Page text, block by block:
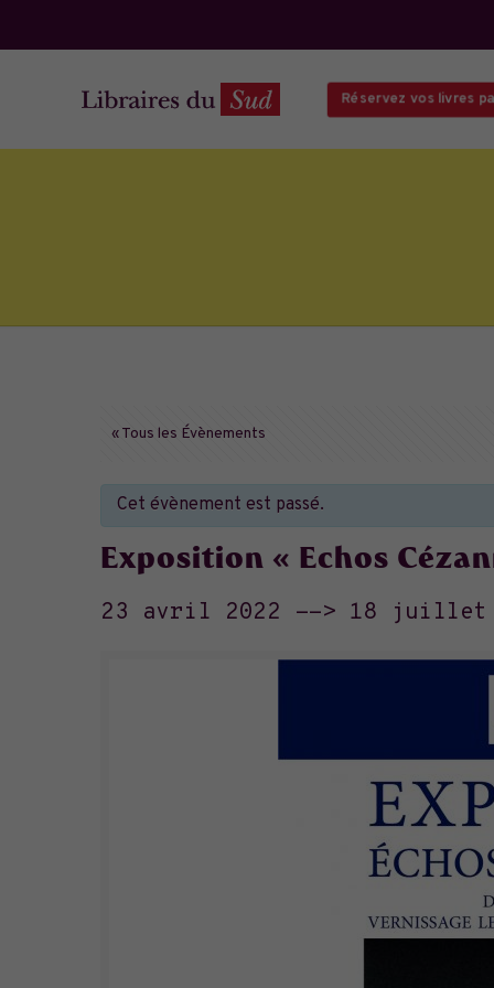
Réservez vos livres
« Tous les Évènements
Cet évènement est passé.
Exposition « Echos
23 avril 2022 --> 18 juillet